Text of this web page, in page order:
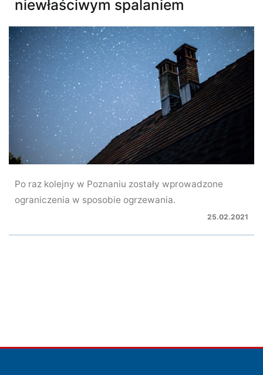
niewłaściwym spalaniem
Po raz kolejny w Poznaniu zostały wprowadzone
ograniczenia w sposobie ogrzewania.
25.02.2021